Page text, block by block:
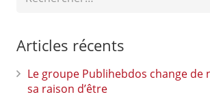
Articles récents
Le groupe Publihebdos change de
sa raison d’être